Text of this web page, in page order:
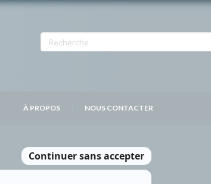
À PROPOS NOUS CONTACTER